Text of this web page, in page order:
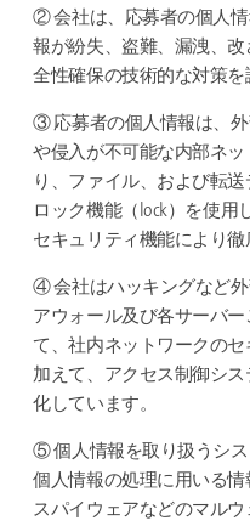
② 会社は、応募者の個人
報が紛失、盗難、漏洩、
全性確保の技術的な対策を
③ 応募者の個人情報は、
や侵入が不可能な内部ネ
り、ファイル、および転
ロック機能（lock）を使用
セキュリティ機能により徹
④ 会社はハッキングなど
アウォール及び各サーバ
て、社内ネットワークのセ
加えて、アクセス制御シ
化しています。
⑤ 個人情報を取り扱うシス
個人情報の処理に用いる情
スパイウェアなどのマル